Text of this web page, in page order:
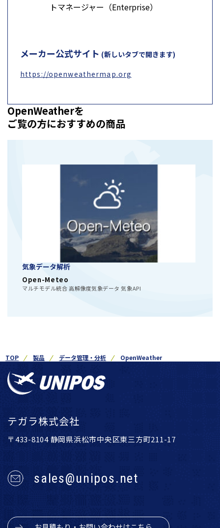
トマネージャー（Enterprise）
メーカー公式サイト (新しいタブで開きます)
https://openweathermap.org
OpenWeatherを
ご覧の方におすすめの商品
気象データ解析
Open-Meteo
マルチモデル統合 高解像度気象データ 気象API
TOP 製品 データ管理・分析 OpenWeather
テガラ株式会社
〒433-8104 静岡県浜松市中央区東三方町211-17
sales@unipos.net